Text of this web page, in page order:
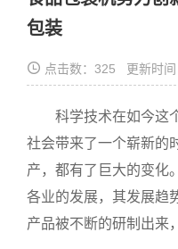
包装
点击数：325 更新时
科学技术在如今这个
社会带来了一个崭新的
产，都有了巨大的变化
各业的发展，其发展趋
产品被不断的研制出来